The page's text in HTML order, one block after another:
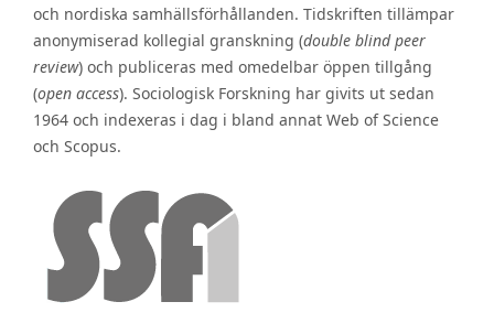
och nordiska samhällsförhållanden. Tidskriften tillämpar
anonymiserad kollegial granskning (double blind peer
review) och publiceras med omedelbar öppen tillgång
(open access). Sociologisk Forskning har givits ut sedan
1964 och indexeras i dag i bland annat Web of Science
och Scopus.